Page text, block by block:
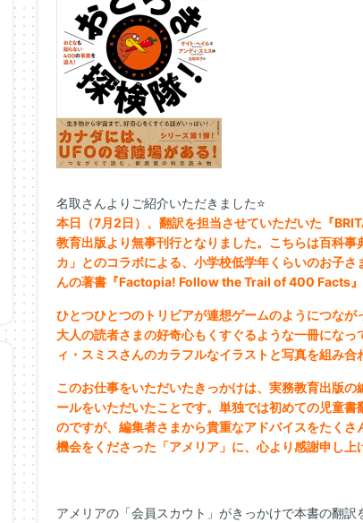
名取さんよりご紹介いただきました⭐
本日（7月2日）、翻訳を担当させていただいた『
教育出版より無事刊行となりました。こちらは百科
カ」とのコラボによる、小学校低学年くらいのお子
んの著書『Factopia! Follow the Trail of 400 Facts』
ひとつひとつのトリビアが連想ゲームのようにつなが
大人の読者さまの好奇心もくすぐるような一冊にな
ィ・スミスさんのカラフルなイラストと写真を組み合
このお仕事をいただいたきっかけは、実務教育出版
ールをいただいたことです。単独では初めての児童
のですが、編集者さまから貴重なアドバイスをたく
機会をくださった「アメリア」に、心より感謝申し上
アメリアの「会員スカウト」がきっかけで本書の翻